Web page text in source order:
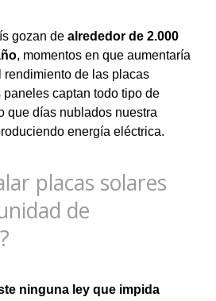
gozan de alrededor de 2.000
, momentos en que aumentaría
de las placas
captan todo tipo de
que días nublados nuestra
energía eléctrica.
placas solares
de
ninguna ley que impida